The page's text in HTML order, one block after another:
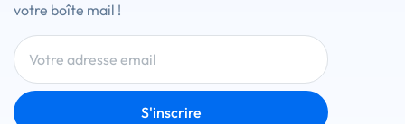
votre boîte mail !
S'inscrire